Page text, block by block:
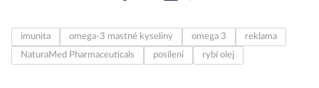
imunita omega-3 mastné kyseliny omega 3
reklama
NaturaMed Pharmaceuticals
posílení rybí olej